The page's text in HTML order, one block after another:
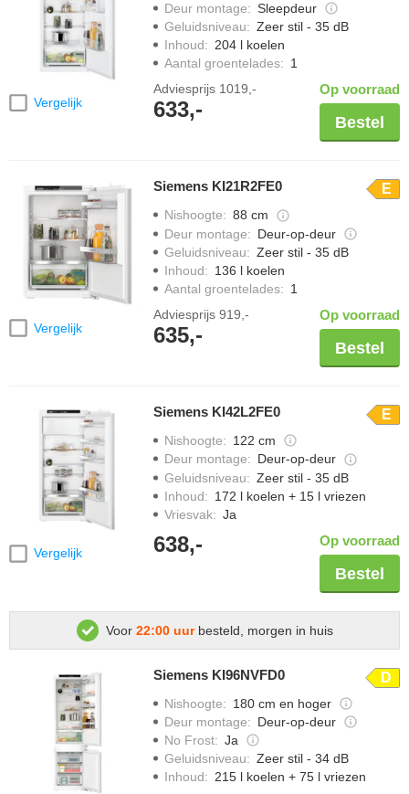
Vergelijk
Deur montage: Sleepdeur
Geluidsniveau: Zeer stil - 35 dB
Inhoud: 204 l koelen
Aantal groentelades: 1
Adviesprijs 1019,-
633,-
Op voorraad
Bestel
Vergelijk
Siemens KI21R2FE0 E
Nishoogte: 88 cm
Deur montage: Deur-op-deur
Geluidsniveau: Zeer stil - 35 dB
Inhoud: 136 l koelen
Aantal groentelades: 1
Adviesprijs 919,-
635,-
Op voorraad
Bestel
Vergelijk
Siemens KI42L2FE0 E
Nishoogte: 122 cm
Deur montage: Deur-op-deur
Geluidsniveau: Zeer stil - 35 dB
Inhoud: 172 l koelen + 15 l vriezen
Vriesvak: Ja
638,- Op voorraad
Bestel
Voor 22:00 uurbesteld, morgen in huis
Siemens KI96NVFD0 D
Nishoogte: 180 cm en hoger
Deur montage: Deur-op-deur
No Frost: Ja
Geluidsniveau: Zeer stil - 34 dB
Inhoud: 215 l koelen + 75 l vriezen